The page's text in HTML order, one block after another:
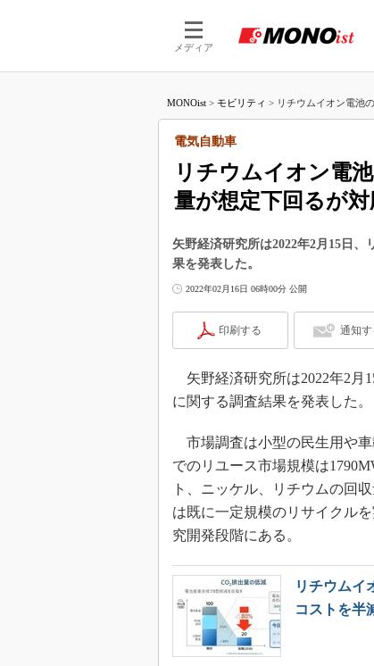
メディア
つながる
MONOist > モビリティ > リチウムイオン電池
リチウムイオン電
量が想定下回るが
電気自動車
矢野経済研究所は2022年2月15日
果を発表した。
2022年02月16日 06時00分 公開
印刷する 通知す
矢野経済研究所は2022年2月
に関する調査結果を発表した。
市場調査は小型の民生用や車
でのリユース市場規模は
ト、ニッケル、リチウムの回
は既に一定規模のリサイクル
究開発段階にある。
リチウムイ
コストを半